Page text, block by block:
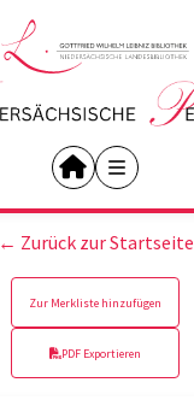
← Zurück zur Startseite
Zur Merkliste hinzufügen
PDF Exportieren